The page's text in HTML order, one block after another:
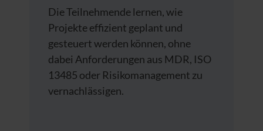
Die Teilnehmende lernen, wie
Projekte effizient geplant und
gesteuert werden können, ohne
dabei Anforderungen aus MDR, ISO
13485 oder Risikomanagement zu
vernachlässigen.